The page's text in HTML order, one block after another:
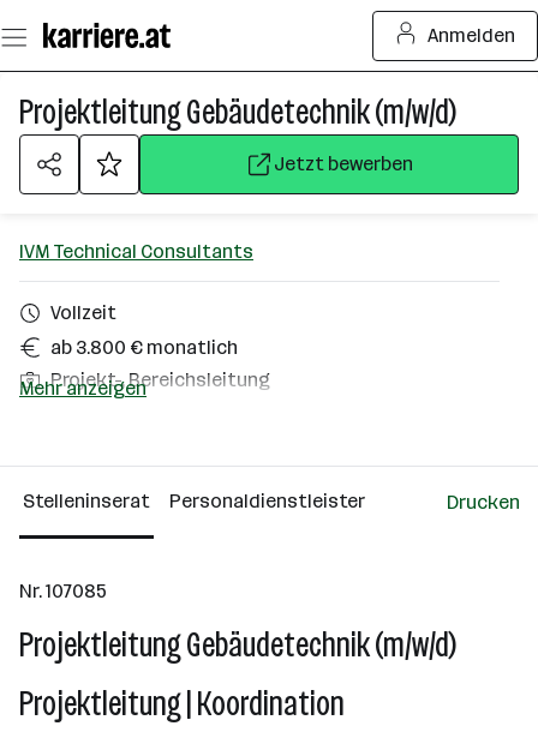
Seiteninhalt
springen
Anmelden
Projektleitung Gebäudetechnik (m/w/d)
Jetzt bewerben
IVM Technical Consultants
Vollzeit
ab 3.800 € monatlich
Projekt-, Bereichsleitung
Über das Unternehmen
Wien Vösendorf
Mehr anzeigen
Stelleninserat Personaldienstleister Drucken
Nr. 107085
Projektleitung Gebäudetechnik (m/w/d)
Projektleitung | Koordination